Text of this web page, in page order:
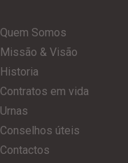
Quem Somos
Missão & Visão
Historia
Contratos em vida
Urnas
Conselhos úteis
Contactos